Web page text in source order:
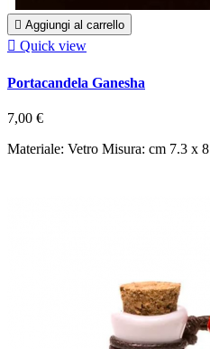
 Aggiungi al carrello
 Quick view
Portacandela Ganesha
7,00 €
Materiale: Vetro Misura: cm 7.3 x 8